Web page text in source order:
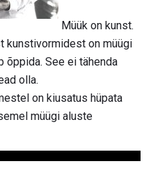
Müük on kunst.
kunstivormidest on müügi
õppida. See ei tähenda
olla.
on kiusatus hüpata
müügi aluste